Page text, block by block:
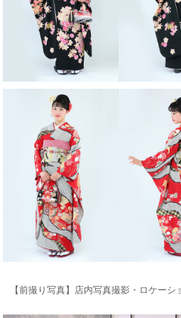
【前撮り写真】店内写真撮影・ロケーシ